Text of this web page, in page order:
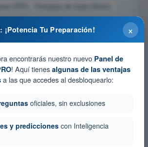
ATPL - Principios de Vuelo (Avión)
- Principios de Vuelo (Avión)
×
¡Potencia Tu Preparación!
encontrarás nuestro nuevo Panel de
! Aquí tienes algunas de las ventajas
a las que accedes al desbloquearlo:
oficiales, sin exclusiones
y predicciones con Inteligencia